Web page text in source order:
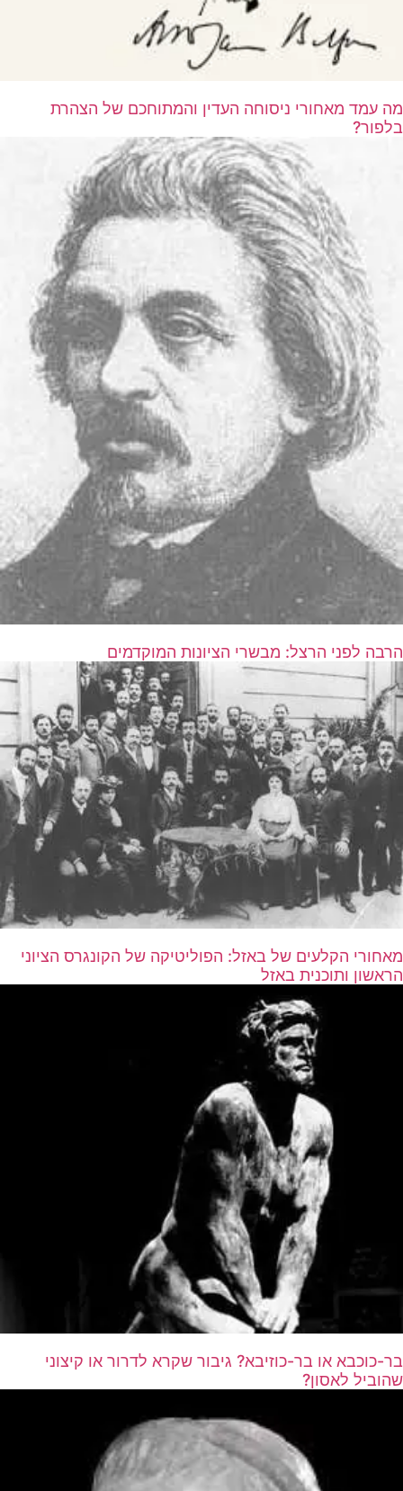
מה עמד מאחורי ניסוחה העדין והמתוחכם של הצהרת
בלפור?
הרבה לפני הרצל: מבשרי הציונות המוקדמים
מאחורי הקלעים של באזל: הפוליטיקה של הקונגרס הציוני
הראשון ותוכנית באזל
בר-כוכבא או בר-כוזיבא? גיבור שקרא לדרור או קיצוני
שהוביל לאסון?